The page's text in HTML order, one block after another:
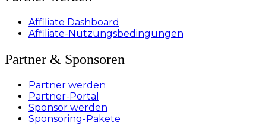
Affiliate Dashboard
Affiliate-Nutzungsbedingungen
Partner & Sponsoren
Partner werden
Partner-Portal
Sponsor werden
Sponsoring-Pakete